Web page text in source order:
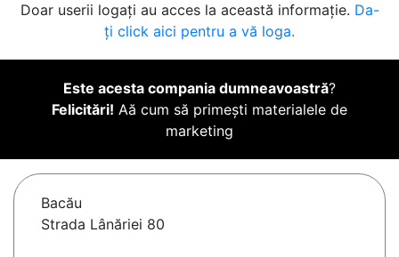
Doar userii logați au acces la această informație. Da-
ți click aici pentru a vă loga.
Este acesta compania dumneavoastră?
Felicitări! Aă cum să primești materialele de
marketing
Bacău
Strada Lânăriei 80